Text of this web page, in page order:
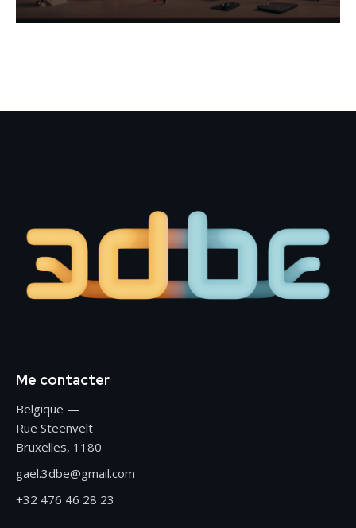
Me contacter
Belgique —
Rue Steenvelt
Bruxelles, 1180
gael.3dbe@gmail.com
+32 476 46 28 23